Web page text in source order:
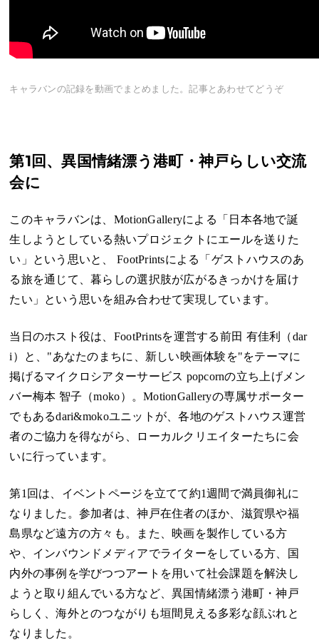
キャラバンの記録を動画でまとめました。記事とあわせてどうぞ
第1回、異国情緒漂う港町・神戸らしい交流
会に
このキャラバンは、MotionGalleryによる「日本各地で誕
生しようとしている熱いプロジェクトにエールを送りた
い」という思いと、 FootPrintsによる「ゲストハウスのあ
る旅を通じて、暮らしの選択肢が広がるきっかけを届け
たい」という思いを組み合わせて実現しています。
当日のホスト役は、FootPrintsを運営する前田 有佳利（dar
i）と、"あなたのまちに、新しい映画体験を"をテーマに
掲げるマイクロシアターサービス popcornの立ち上げメン
バー梅本 智子（moko）。MotionGalleryの専属サポーター
でもあるdari&mokoユニットが、各地のゲストハウス運営
者のご協力を得ながら、ローカルクリエイターたちに会
いに行っています。
第1回は、イベントページを立てて約1週間で満員御礼に
なりました。参加者は、神戸在住者のほか、滋賀県や福
島県など遠方の方々も。また、映画を製作している方
や、インバウンドメディアでライターをしている方、国
内外の事例を学びつつアートを用いて社会課題を解決し
ようと取り組んでいる方など、異国情緒漂う港町・神戸
らしく、海外とのつながりも垣間見える多彩な顔ぶれと
なりました。